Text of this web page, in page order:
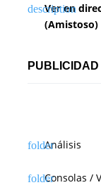
Ver en
(Amistoso)
PUBLICIDAD
Análisis
Consolas /